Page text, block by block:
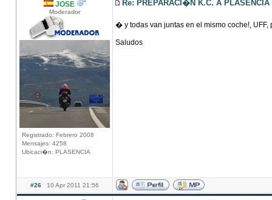
JOSE
Moderador
Registrado: Febrero 2008
Mensajes: 4258
Ubicaci�n: PLASENCIA
Re: PREPARACI�N K.C. A PLASENCIA
� y todas van juntas en el mismo coche!,
Saludos
#26 10 Apr 2011 21:56